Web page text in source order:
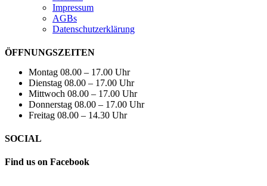
Impressum
AGBs
Datenschutzerklärung
ÖFFNUNGSZEITEN
Montag 08.00 – 17.00 Uhr
Dienstag 08.00 – 17.00 Uhr
Mittwoch 08.00 – 17.00 Uhr
Donnerstag 08.00 – 17.00 Uhr
Freitag 08.00 – 14.30 Uhr
SOCIAL
Find us on Facebook